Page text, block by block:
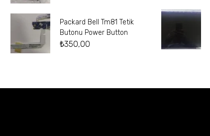
Packard Bell Tm81 Tetik
Butonu Power Button
₺350,00